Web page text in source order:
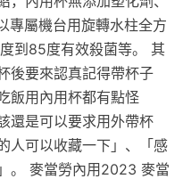
專屬機台用旋轉水柱全方
到85度有效殺菌等。 其
後要來認真記得帶杯子
飯用內用杯都有點怪
還是可以要求用外帶杯
人可以收藏一下」、「感
。 麥當勞內用2023 麥當